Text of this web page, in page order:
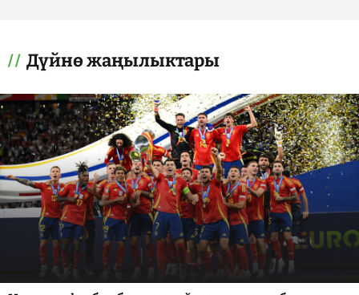
Дүйнө жаңылыктары